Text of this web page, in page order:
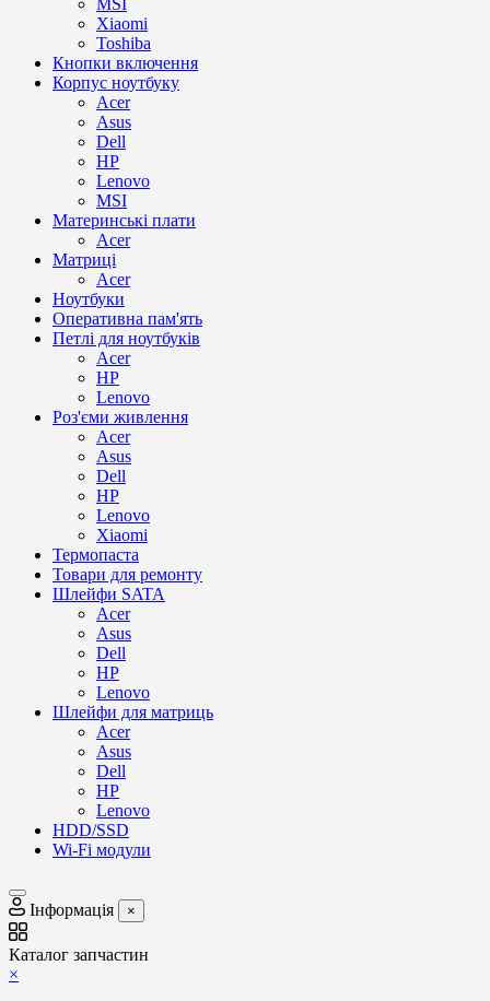
MSI
Xiaomi
Toshiba
Кнопки включення
Корпус ноутбуку
Acer
Asus
Dell
HP
Lenovo
MSI
Материнські плати
Acer
Матриці
Acer
Ноутбуки
Оперативна пам'ять
Петлі для ноутбуків
Acer
HP
Lenovo
Роз'єми живлення
Acer
Asus
Dell
HP
Lenovo
Xiaomi
Термопаста
Товари для ремонту
Шлейфи SATA
Acer
Asus
Dell
HP
Lenovo
Шлейфи для матриць
Acer
Asus
Dell
HP
Lenovo
HDD/SSD
Wi-Fi модули
Інформація ×
Каталог запчастин
×